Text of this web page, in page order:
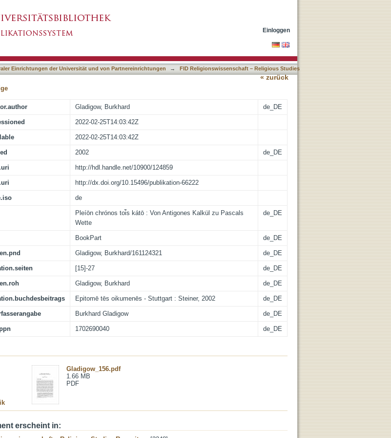
Einloggen
Einrichtungen der Universität und von Partnereinrichtungen →
FID Religionswissenschaft – Religious Studies
« zurück
Gladigow, Burkhard de_DE
2022-02-25T14:03:42Z
2022-02-25T14:03:42Z
2002 de_DE
http://hdl.handle.net/10900/124859
http://dx.doi.org/10.15496/publikation-66222
de
Pleíōn chrónos toi͂s kátō : Von Antigones Kalkül zu Pascals
Wette
de_DE
BookPart de_DE
Gladigow, Burkhard/161124321 de_DE
[15]-27 de_DE
Gladigow, Burkhard de_DE
Epitomē tēs oikumenēs - Stuttgart : Steiner, 2002 de_DE
Burkhard Gladigow de_DE
1702690040 de_DE
Gladigow_156.pdf
1.66 MB
PDF
erscheint in: